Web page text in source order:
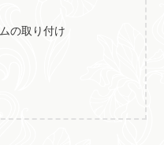
の取り付け